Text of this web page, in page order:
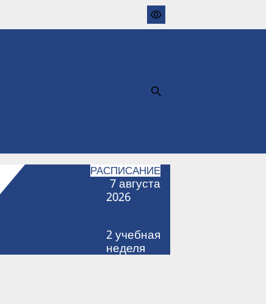
РАСПИСАНИЕ
7августа
2026
2учебная
неделя